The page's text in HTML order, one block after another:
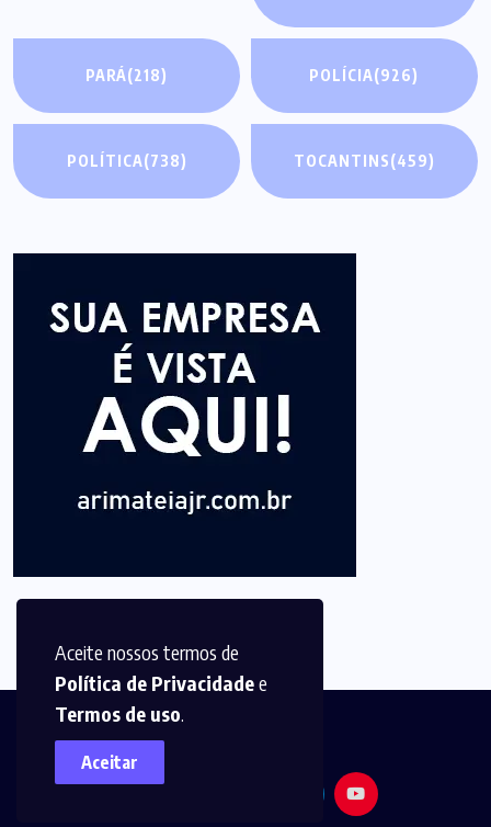
Aceite nossos termos de
Política de Privacidadee
Termos de uso.
Aceitar
PARÁ(218) POLÍCIA(926)
POLÍTICA(738) TOCANTINS(459)